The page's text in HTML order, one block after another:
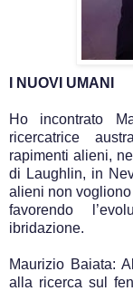
I NUOVI UMANI
Ho incontrato
ricercatrice
rapimenti alieni,
di Laughlin, in
alieni non
favorendo
ibridazione.
Maurizio Baiata:
alla ricerca sul